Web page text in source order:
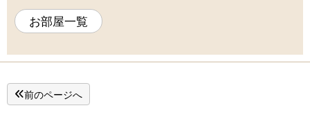
お部屋一覧
前のページへ